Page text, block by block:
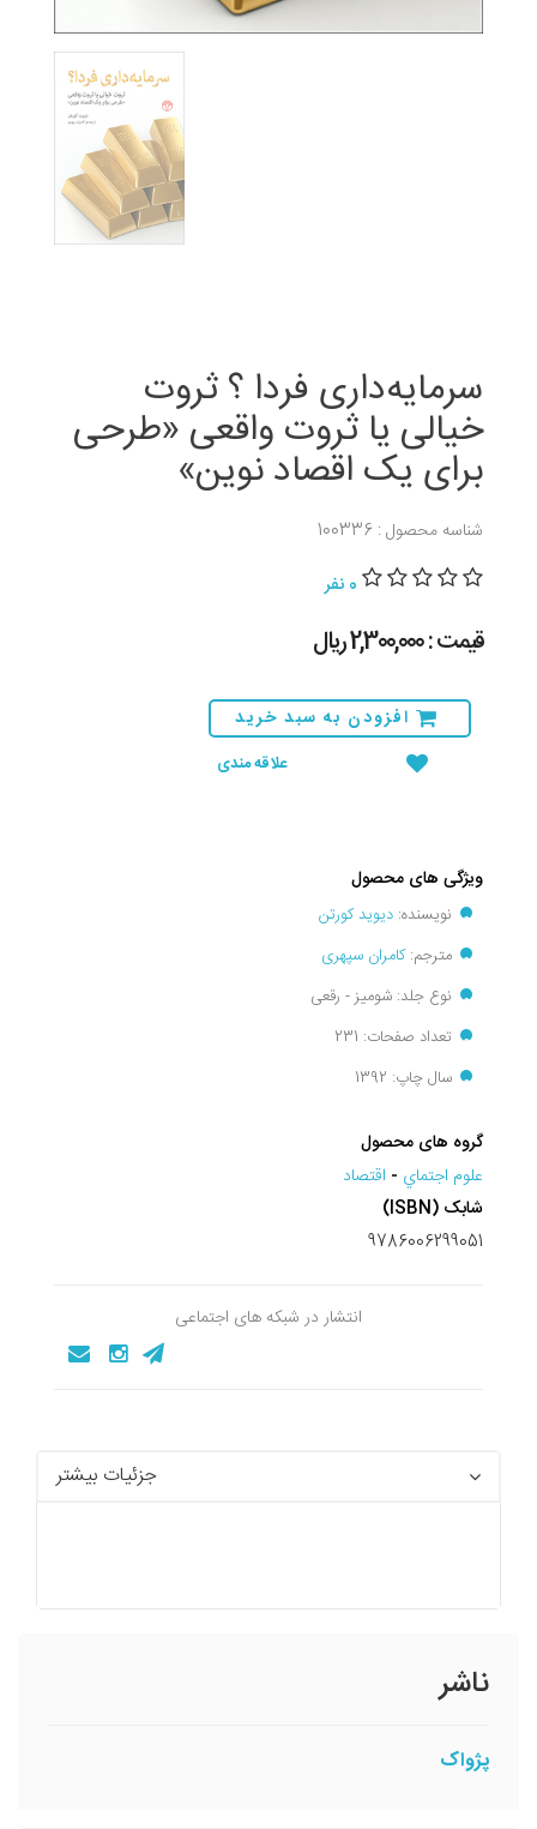
سرمایه‌داری فردا ؟ ثروت
خیالی یا ثروت واقعی «طرحی
برای یک اقصاد نوین»
شناسه محصول : 100336
0 نفر
قیمت : 2,300,000 ريال
افزودن به سبد خرید
علاقه مندی
ویژگی های محصول
نویسنده: دیوید کورتن
مترجم:کامران سپهری
نوع جلد: شومیز - رقعی
تعداد صفحات: 231
سال چاپ: 1392
گروه های محصول
علوم اجتماي - اقتصاد
شابک (ISBN)
9786006299051
انتشار در شبکه های اجتماعی
جزئیات بیشتر
ناشر
پژواک